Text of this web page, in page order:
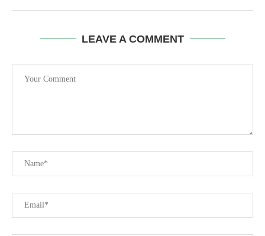
LEAVE A COMMENT